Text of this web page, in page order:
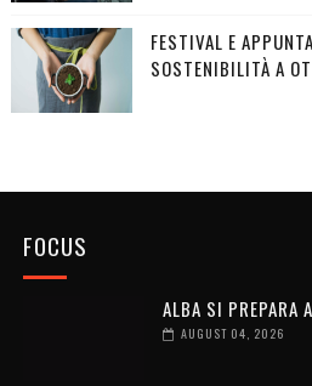
FESTIVAL E
SOSTENIBILITÀ A
FOCUS
ALBA SI PREPARA
AUGUST 04, 2026